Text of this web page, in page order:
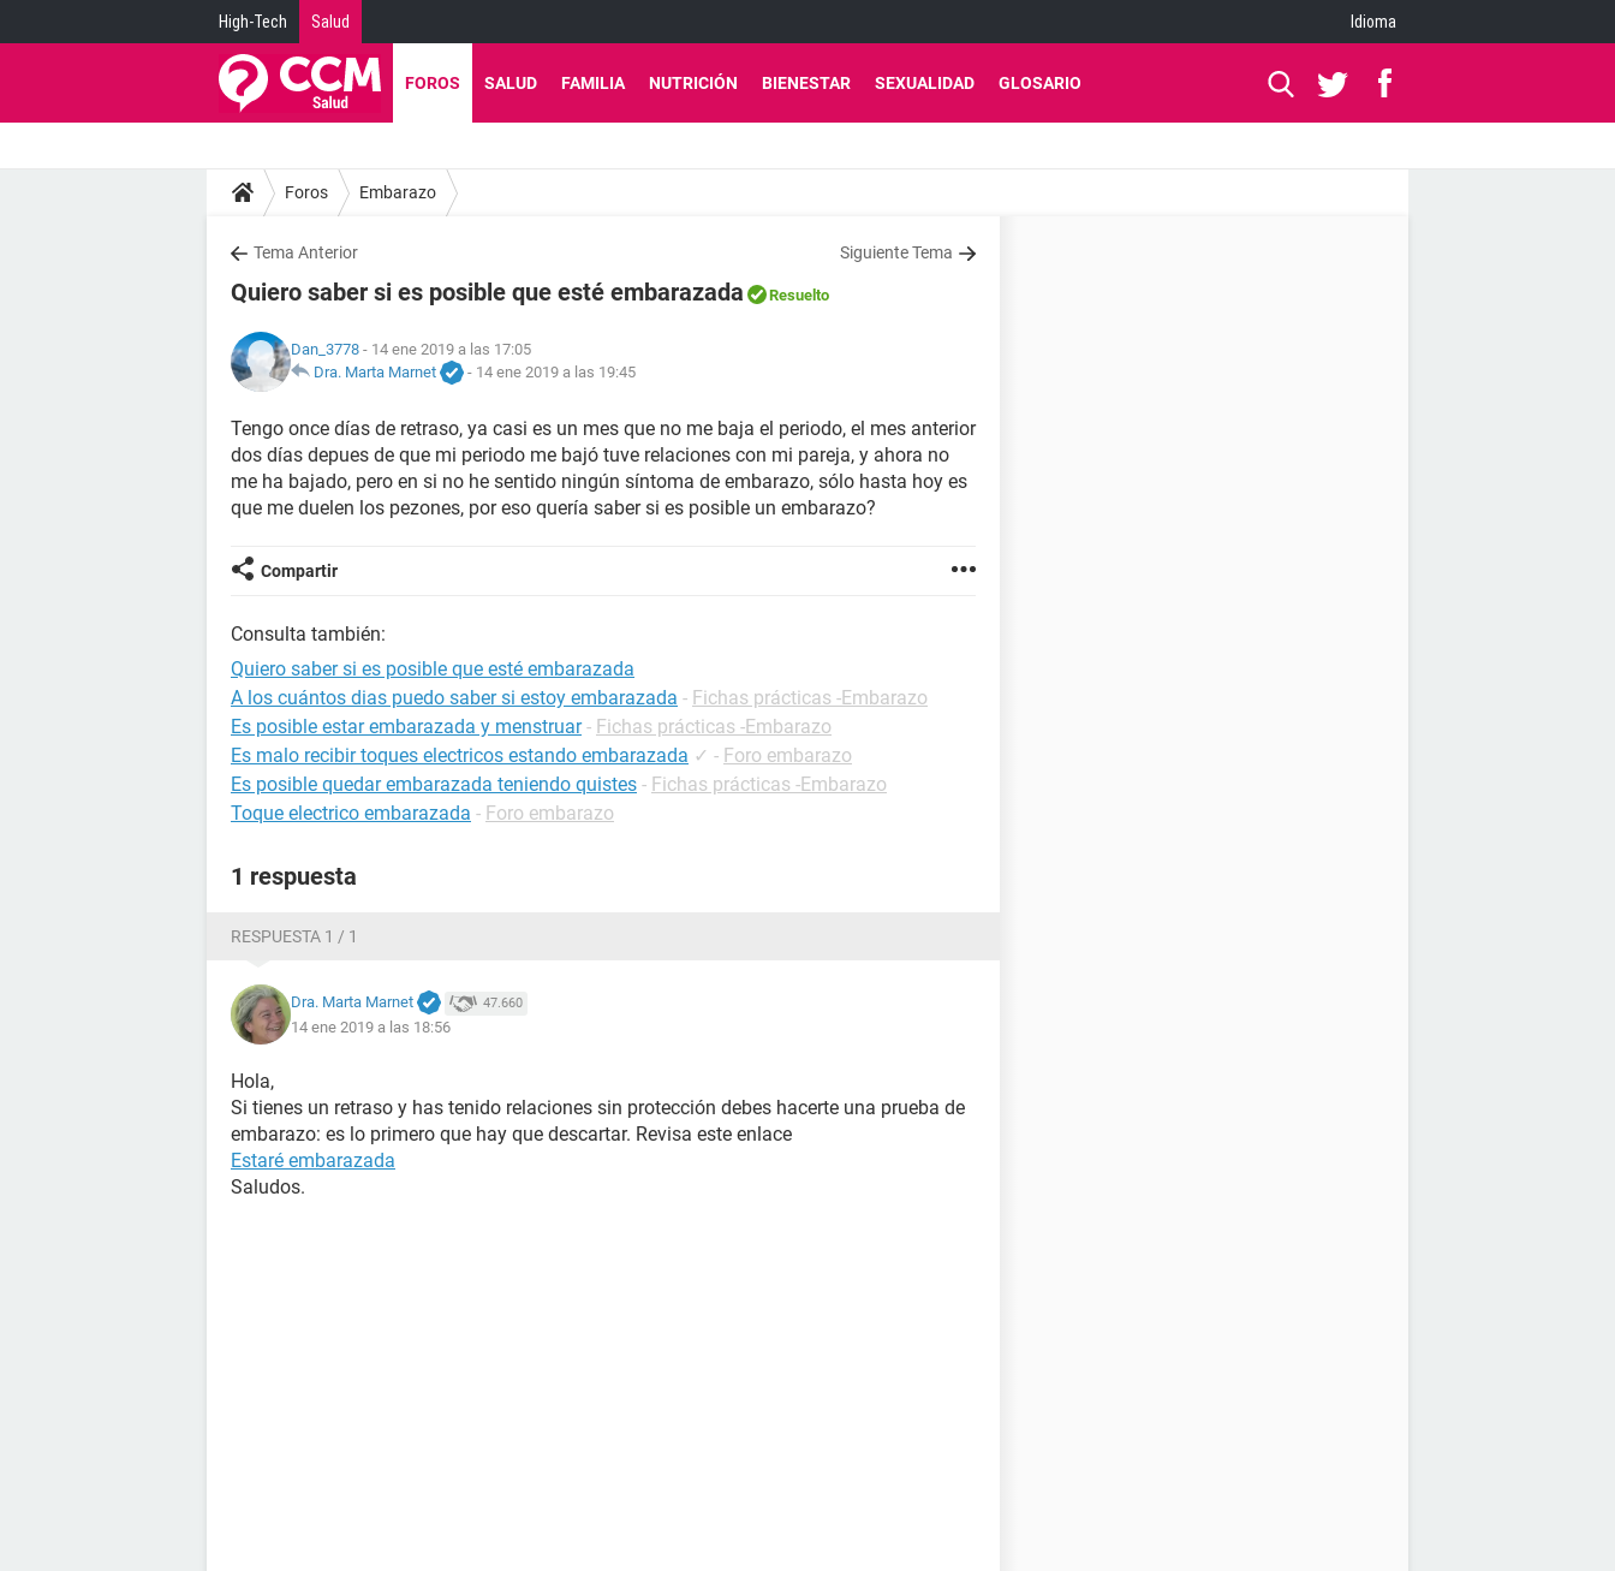
High-Tech Salud Idioma
FOROS SALUD FAMILIA NUTRICIÓN BIENESTAR SEXUALIDAD GLOSARIO
Foros Embarazo
Tema Anterior Siguiente Tema
Quiero saber si es posible que esté embarazada Resuelto
Dan_3778 - 14 ene 2019 a las 17:05
Dra. Marta Marnet
- 14 ene 2019 a las 19:45
Tengo once días de retraso, ya casi es un mes que no me baja el periodo, el mes anterior
dos días depues de que mi periodo me bajó tuve relaciones con mi pareja, y ahora no
me ha bajado, pero en si no he sentido ningún síntoma de embarazo, sólo hasta hoy es
que me duelen los pezones, por eso quería saber si es posible un embarazo?
Compartir
Consulta también:
Quiero saber si es posible que esté embarazada
A los cuántos dias puedo saber si estoy embarazada - Fichas prácticas -Embarazo
Es posible estar embarazada y menstruar - Fichas prácticas -Embarazo
Es malo recibir toques electricos estando embarazada ✓ - Foro embarazo
Es posible quedar embarazada teniendo quistes - Fichas prácticas -Embarazo
Toque electrico embarazada - Foro embarazo
1 respuesta
RESPUESTA 1 / 1
Dra. Marta Marnet 47.660
14 ene 2019 a las 18:56
Hola,
Si tienes un retraso y has tenido relaciones sin protección debes hacerte una prueba de
embarazo: es lo primero que hay que descartar. Revisa este enlace
Estaré embarazada
Saludos.